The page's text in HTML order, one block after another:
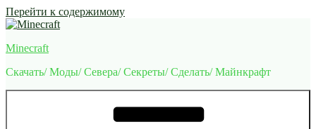
Перейти к содержимому
Minecraft
Скачать/ Моды/ Севера/ Секреты/ Сделать/ Майнкрафт